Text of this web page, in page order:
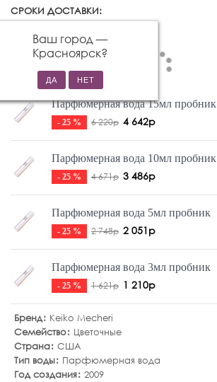
СРОКИ ДОСТАВКИ:
Ваш город —
Красноярск?
Парфюмерная вода 15мл пробник
- 25 % 6 220р 4 642р
Парфюмерная вода 10мл пробник
- 25 % 4 671р 3 486р
Парфюмерная вода 5мл пробник
- 25 % 2 748р 2 051р
Парфюмерная вода 3мл пробник
- 25 % 1 621р 1 210р
Бренд
Keiko Mecheri
Семейство
Цветочные
Страна США
Тип воды
Парфюмерная вода
Год создания 2009